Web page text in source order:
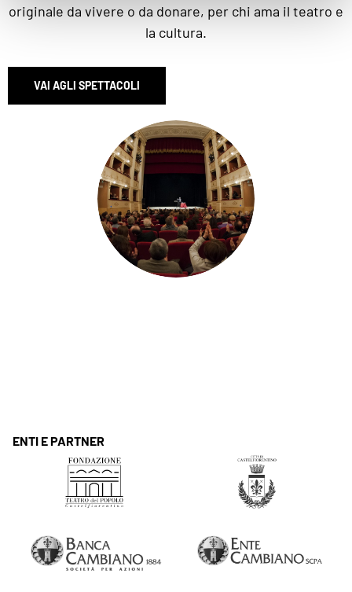
originale da vivere o da donare, per chi ama il teatro e
la cultura.
VAI AGLI SPETTACOLI
ENTI E PARTNER